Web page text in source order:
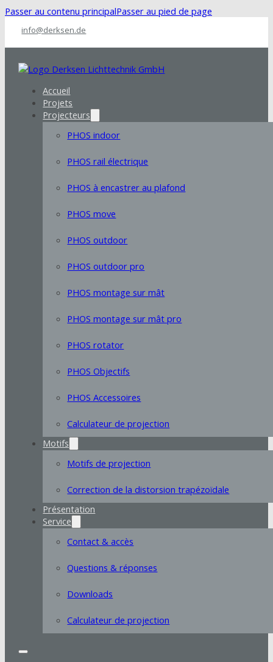
Passer au contenu principalPasser au pied de page
info@derksen.de
Accueil
Projets
Projecteurs
PHOS indoor
PHOS rail électrique
PHOS à encastrer au plafond
PHOS move
PHOS outdoor
PHOS outdoor pro
PHOS montage sur mât
PHOS montage sur mât pro
PHOS rotator
PHOS Objectifs
PHOS Accessoires
Calculateur de projection
Motifs
Motifs de projection
Correction de la distorsion trapézoïdale
Présentation
Service
Contact & accès
Questions & réponses
Downloads
Calculateur de projection